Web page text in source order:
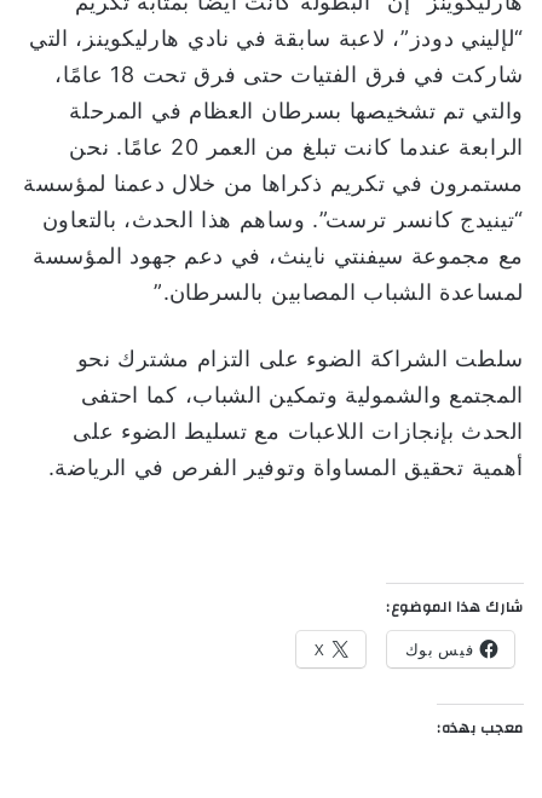
“لإليني دودز”، لاعبة سابقة في نادي هارليكوينز، التي
شاركت في فرق الفتيات حتى فرق تحت 18 عامًا،
والتي تم تشخيصها بسرطان العظام في المرحلة
الرابعة عندما كانت تبلغ من العمر 20 عامًا. نحن
مستمرون في تكريم ذكراها من خلال دعمنا لمؤسسة
“تينيدج كانسر ترست”. وساهم هذا الحدث، بالتعاون
مع مجموعة سيفنتي ناينث، في دعم جهود المؤسسة
لمساعدة الشباب المصابين بالسرطان.”
سلطت الشراكة الضوء على التزام مشترك نحو
المجتمع والشمولية وتمكين الشباب، كما احتفى
الحدث بإنجازات اللاعبات مع تسليط الضوء على
أهمية تحقيق المساواة وتوفير الفرص في الرياضة.
شارك هذا الموضوع:
فيس بوك X
معجب بهذه: